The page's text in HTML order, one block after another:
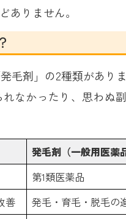
ありません。
毛剤」の2種類があり
なかったり、思わぬ
発毛剤（一般用医薬
第1類医薬品
善 発毛・育毛・脱毛の